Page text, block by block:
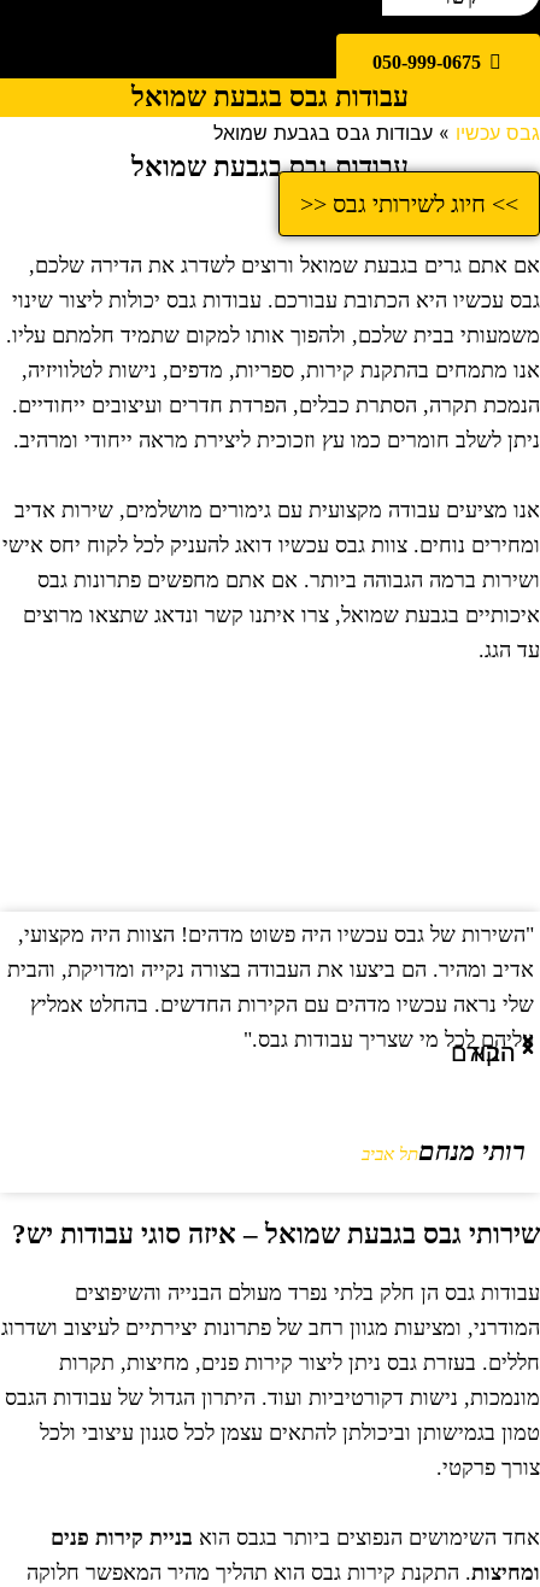
050-999-0675
עבודות גבס בגבעת שמואל
עכשיו» עבודות גבס בגבעת שמואל
עבודות גבס בגבעת שמואל
>> חיוג לשירותי גבס <<
אתם גרים בגבעת שמואל ורוצים לשדרג את הדירה שלכם,
עכשיו היא הכתובת עבורכם. עבודות גבס יכולות ליצור שינוי
בבית שלכם, ולהפוך אותו למקום שתמיד חלמתם עליו.
מתמחים בהתקנת קירות, ספריות, מדפים, נישות לטלוויזיה,
תקרה, הסתרת כבלים, הפרדת חדרים ועיצובים ייחודיים.
לשלב חומרים כמו עץ וזכוכית ליצירת מראה ייחודי ומרהיב.
מציעים עבודה מקצועית עם גימורים מושלמים, שירות אדיב
נוחים. צוות גבס עכשיו דואג להעניק לכל לקוח יחס אישי
ברמה הגבוהה ביותר. אם אתם מחפשים פתרונות גבס
בגבעת שמואל, צרו איתנו קשר ונדאג שתצאו מרוצים
הגג.
"השירות של גבס עכשיו היה פשוט מדהים! הצוות היה מקצועי,
אדיב ומהיר. הם ביצעו את העבודה בצורה נקייה ומדויקת, והבית
שלי נראה עכשיו מדהים עם הקירות החדשים. בהחלט אמליץ
עליהם לכל מי שצריך עבודות גבס."
רותי מנחםתל אביב
הקודם
הבא
גבס בגבעת שמואל – איזה סוגי עבודות יש?
גבס הן חלק בלתי נפרד מעולם הבנייה והשיפוצים
ומציעות מגוון רחב של פתרונות יצירתיים לעיצוב ושדרוג
בעזרת גבס ניתן ליצור קירות פנים, מחיצות, תקרות
נישות דקורטיביות ועוד. היתרון הגדול של עבודות הגבס
בגמישותן וביכולתן להתאים עצמן לכל סגנון עיצובי ולכל
פרקטי.
השימושים הנפוצים ביותר בגבס הוא בניית קירות פנים
. התקנת קירות גבס הוא תהליך מהיר המאפשר חלוקה